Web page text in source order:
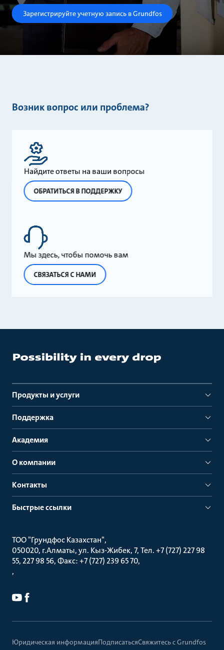
Зарегистрируйте учетную запись в Grundfos
Возник вопрос или проблема?
Найдите ответы на ваши вопросы
ОБРАТИТЬСЯ В ПОДДЕРЖКУ
Мы здесь, чтобы помочь вам
СВЯЗАТЬСЯ С НАМИ
Продукты и услуги
Поддержка
Академия
О компании
Контакты
Быстрые ссылки
ТОО "Грундфос Казахстан"
050020, г.Алматы, ул. Кыз-Жибек, 7, Тел. +7 (727) 227 98
55, 227 98 56, Факс: +7 (727) 239 65 70
Юридическая информацияПодписатьсяСвяжитесь с Grundfos